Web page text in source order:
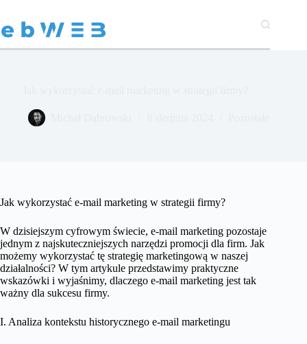
treści
Jak wykorzystać e-mail marketing w strategii firmy?
W dzisiejszym cyfrowym świecie, e-mail marketing pozostaje
jednym z najskuteczniejszych narzędzi promocji dla firm. Jak
możemy wykorzystać tę strategię marketingową w naszej
działalności? W tym artykule przedstawimy praktyczne
wskazówki i wyjaśnimy, dlaczego e-mail marketing jest tak
ważny dla sukcesu firmy.
I. Analiza kontekstu historycznego e-mail marketingu